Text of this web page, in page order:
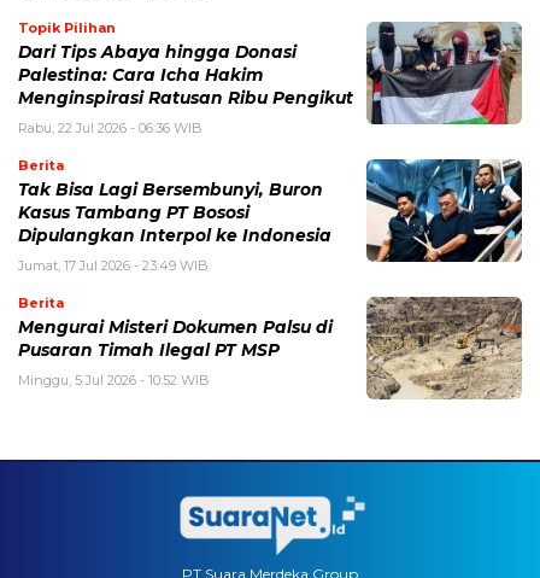
Topik Pilihan
Dari Tips Abaya hingga Donasi
Palestina: Cara Icha Hakim
Menginspirasi Ratusan Ribu Pengikut
Rabu, 22 Jul 2026 - 06:36 WIB
Berita
Tak Bisa Lagi Bersembunyi, Buron
Kasus Tambang PT Bososi
Dipulangkan Interpol ke Indonesia
Jumat, 17 Jul 2026 - 23:49 WIB
Berita
Mengurai Misteri Dokumen Palsu di
Pusaran Timah Ilegal PT MSP
Minggu, 5 Jul 2026 - 10:52 WIB
PT Suara Merdeka Group